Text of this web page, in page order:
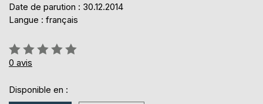
Date de parution : 30.12.2014
Langue : français
Évaluation:
0%
0 avis
Disponible en :